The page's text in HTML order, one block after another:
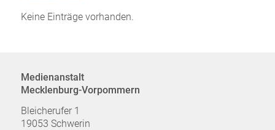
Keine Einträge vorhanden.
Medienanstalt
Mecklenburg-Vorpommern
Bleicherufer 1
19053 Schwerin